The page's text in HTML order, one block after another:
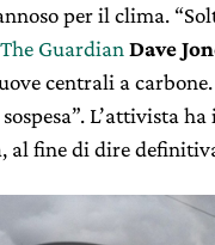
per il clima.
Guardian Dave
centrali a
L’attivista
al fine di dire